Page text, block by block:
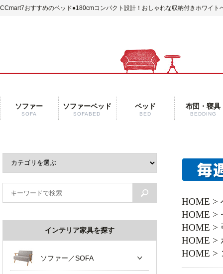
CCmart7おすすめのベッド●180cmコンパクト設計！おしゃれな収納付きホワイト
ソファー
SOFA
ソファーベッド
SOFABED
ベッド
BED
布団・寝具
BEDDING
HOME >
HOME >
HOME >
HOME >
HOME >
インテリア家具を探す
ソファー／SOFA